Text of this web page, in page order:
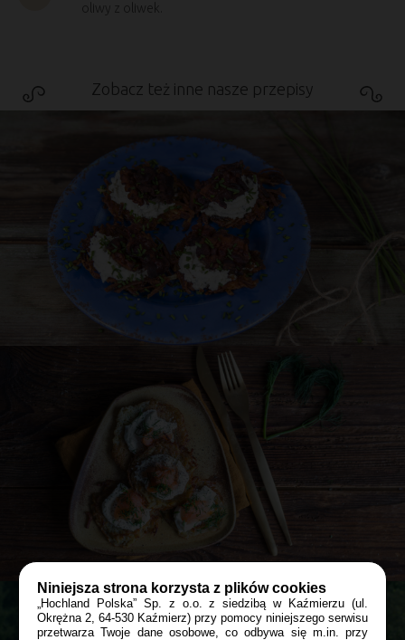
oliwy z oliwek.
Zobacz też inne nasze przepisy
Przepis Asi
Rosti ziemniaczane z serkiem Almette ze
szczypiorkiem i cebulą oraz dodatkiem
chrupiącego boczku
40 min
LUTY
Niniejsza strona korzysta z plików cookies
„Hochland Polska” Sp. z o.o. z siedzibą w Kaźmierzu (ul.
Okrężna 2, 64-530 Kaźmierz) przy pomocy niniejszego serwisu
przetwarza Twoje dane osobowe, co odbywa się m.in. przy